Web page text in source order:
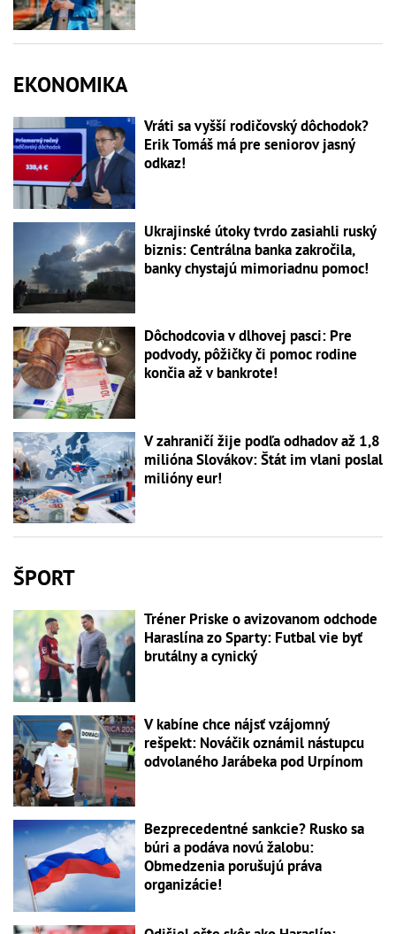
EKONOMIKA
Vráti sa vyšší rodičovský dôchodok?
Erik Tomáš má pre seniorov jasný
odkaz!
Ukrajinské útoky tvrdo zasiahli ruský
biznis: Centrálna banka zakročila,
banky chystajú mimoriadnu pomoc!
Dôchodcovia v dlhovej pasci: Pre
podvody, pôžičky či pomoc rodine
končia až v bankrote!
V zahraničí žije podľa odhadov až 1,8
milióna Slovákov: Štát im vlani poslal
milióny eur!
ŠPORT
Tréner Priske o avizovanom odchode
Haraslína zo Sparty: Futbal vie byť
brutálny a cynický
V kabíne chce nájsť vzájomný
rešpekt: Nováčik oznámil nástupcu
odvolaného Jarábeka pod Urpínom
Bezprecedentné sankcie? Rusko sa
búri a podáva novú žalobu:
Obmedzenia porušujú práva
organizácie!